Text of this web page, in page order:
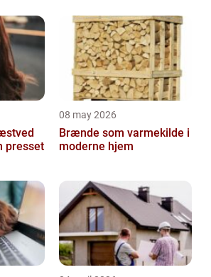
presset
08 may 2026
Brænde som varmekilde i
moderne hjem